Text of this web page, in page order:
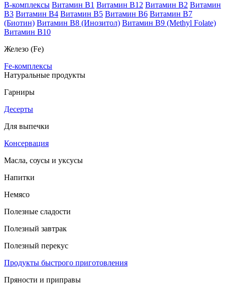
B-комплексы Витамин B1 Витамин B12 Витамин B2 Витамин
B3 Витамин B4 Витамин B5 Витамин B6 Витамин B7
(Биотин) Витамин B8 (Инозитол) Витамин B9 (Methyl Folate)
Витамин В10
Железо (Fe)
Fe-комплексы
Натуральные продукты
Гарниры
Десерты
Для выпечки
Консервация
Масла, соусы и уксусы
Напитки
Немясо
Полезные сладости
Полезный завтрак
Полезный перекус
Продукты быстрого приготовления
Пряности и приправы